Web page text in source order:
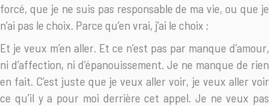
forcé, que je ne suis pas responsable de ma vie, ou que je
n’ai pas le choix. Parce qu’en vrai, j’ai le choix ;
Et je veux m’en aller. Et ce n’est pas par manque d’amour,
ni d’affection, ni d’épanouissement. Je ne manque de rien
en fait. C’est juste que je veux aller voir, je veux aller voir
ce qu’il y a pour moi derrière cet appel. Je ne veux pas